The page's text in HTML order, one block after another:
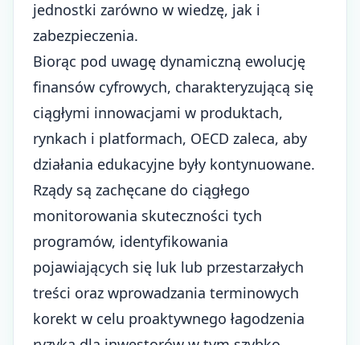
jednostki zarówno w wiedzę, jak i
zabezpieczenia.
Biorąc pod uwagę dynamiczną ewolucję
finansów cyfrowych, charakteryzującą się
ciągłymi innowacjami w produktach,
rynkach i platformach, OECD zaleca, aby
działania edukacyjne były kontynuowane.
Rządy są zachęcane do ciągłego
monitorowania skuteczności tych
programów, identyfikowania
pojawiających się luk lub przestarzałych
treści oraz wprowadzania terminowych
korekt w celu proaktywnego łagodzenia